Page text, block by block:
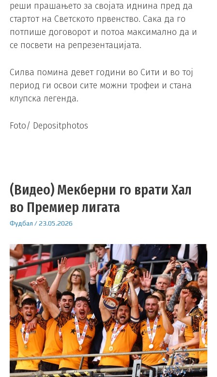
реши прашањето за својата иднина пред да
стартот на Светското првенство. Сака да го
потпише договорот и потоа максимално да и
се посвети на репрезентацијата.
Силва помина девет години во Сити и во тој
период ги освои сите можни трофеи и стана
клупска легенда.
Foto/ Depositphotos
(Видео) Мекберни го врати Хал
во Премиер лигата
Фудбал /23.05.2026